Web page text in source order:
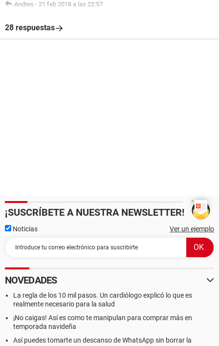
Andres - 21 feb 2018 a las 22:57
28 respuestas
¡SUSCRÍBETE A NUESTRA NEWSLETTER!
Noticias Ver un ejemplo
NOVEDADES
La regla de los 10 mil pasos. Un cardiólogo explicó lo que es
realmente necesario para la salud
¡No caigas! Así es como te manipulan para comprar más en
temporada navideña
Así puedes tomarte un descanso de WhatsApp sin borrar la